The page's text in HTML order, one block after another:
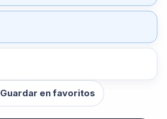
Guardar en favoritos